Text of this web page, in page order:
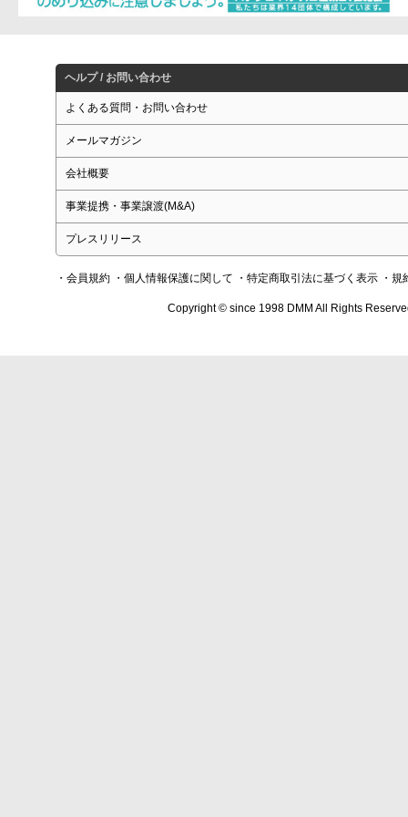
ヘルプ / お問い合わせ
よくある質問・お問い合わせ
メールマガジン
会社概要
事業提携・事業譲渡(M&A)
プレスリリース
・会員規約 ・個人情報保護に関して ・特定商取引法に基づく表示 ・規
Copyright © since 1998 DMM All Rights